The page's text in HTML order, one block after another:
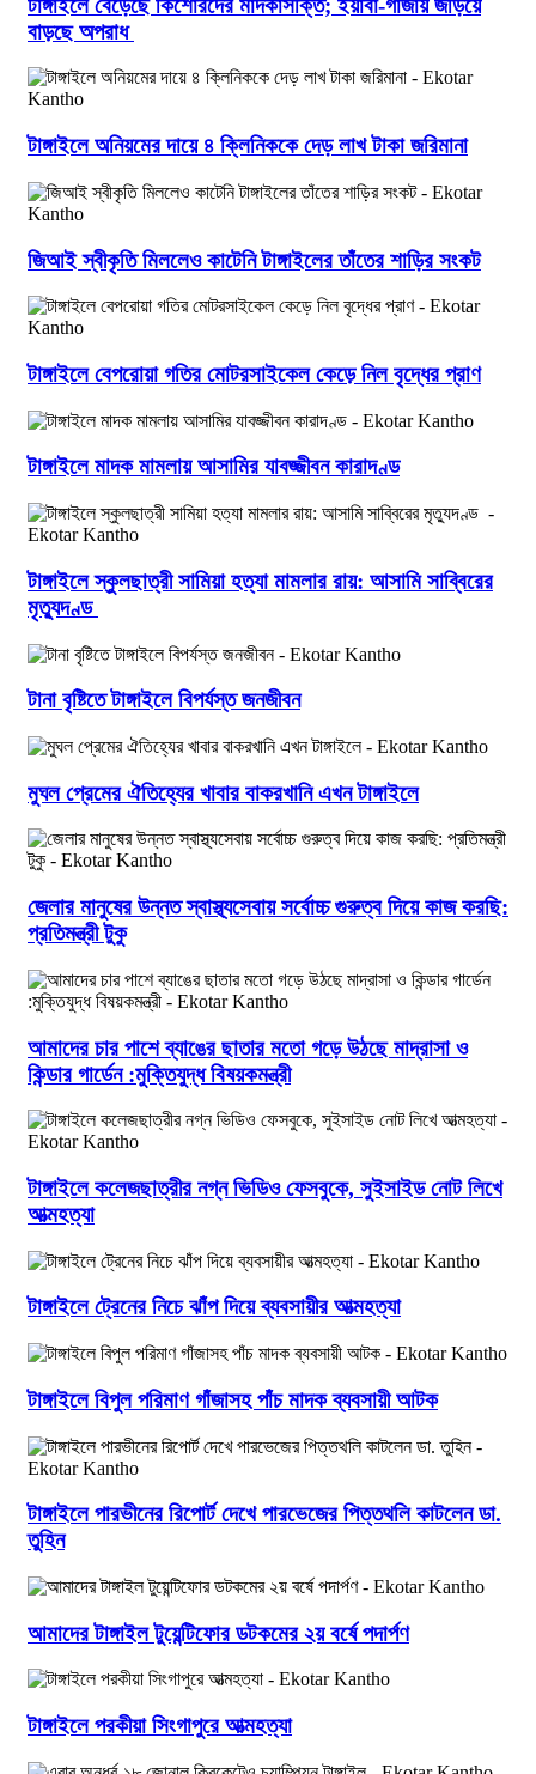
বাড়ছে অপরাধ
টাঙ্গাইলে অনিয়মের দায়ে ৪ ক্লিনিককে দেড় লাখ টাকা জরিমানা
জিআই স্বীকৃতি মিললেও কাটেনি টাঙ্গাইলের তাঁতের শাড়ির সংকট
টাঙ্গাইলে বেপরোয়া গতির মোটরসাইকেল কেড়ে নিল বৃদ্ধের প্রাণ
টাঙ্গাইলে মাদক মামলায় আসামির যাবজ্জীবন কারাদণ্ড
টাঙ্গাইলে স্কুলছাত্রী সামিয়া হত্যা মামলার রায়: আসামি সাব্বিরের
মৃত্যুদণ্ড
টানা বৃষ্টিতে টাঙ্গাইলে বিপর্যস্ত জনজীবন
মুঘল প্রেমের ঐতিহ্যের খাবার বাকরখানি এখন টাঙ্গাইলে
জেলার মানুষের উন্নত স্বাস্থ্যসেবায় সর্বোচ্চ গুরুত্ব দিয়ে কাজ করছি:
প্রতিমন্ত্রী টুকু
আমাদের চার পাশে ব্যাঙের ছাতার মতো গড়ে উঠছে মাদ্রাসা ও
কিন্ডার গার্ডেন :মুক্তিযুদ্ধ বিষয়কমন্ত্রী
টাঙ্গাইলে কলেজছাত্রীর নগ্ন ভিডিও ফেসবুকে, সুইসাইড নোট লিখে
আত্মহত্যা
টাঙ্গাইলে ট্রেনের নিচে ঝাঁপ দিয়ে ব্যবসায়ীর আত্মহত্যা
টাঙ্গাইলে বিপুল পরিমাণ গাঁজাসহ পাঁচ মাদক ব্যবসায়ী আটক
টাঙ্গাইলে পারভীনের রিপোর্ট দেখে পারভেজের পিত্তথলি কাটলেন ডা.
তুহিন
আমাদের টাঙ্গাইল টুয়েন্টিফোর ডটকমের ২য় বর্ষে পদার্পণ
টাঙ্গাইলে পরকীয়া সিংগাপুরে আত্মহত্যা